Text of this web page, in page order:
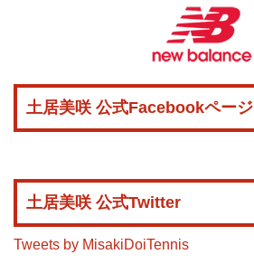
土居美咲 公式Facebookページ
土居美咲 公式Twitter
Tweets by MisakiDoiTennis